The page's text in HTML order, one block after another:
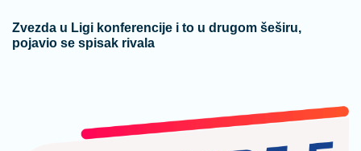
Zvezda u Ligi konferencije i to u drugom šeširu,
pojavio se spisak rivala